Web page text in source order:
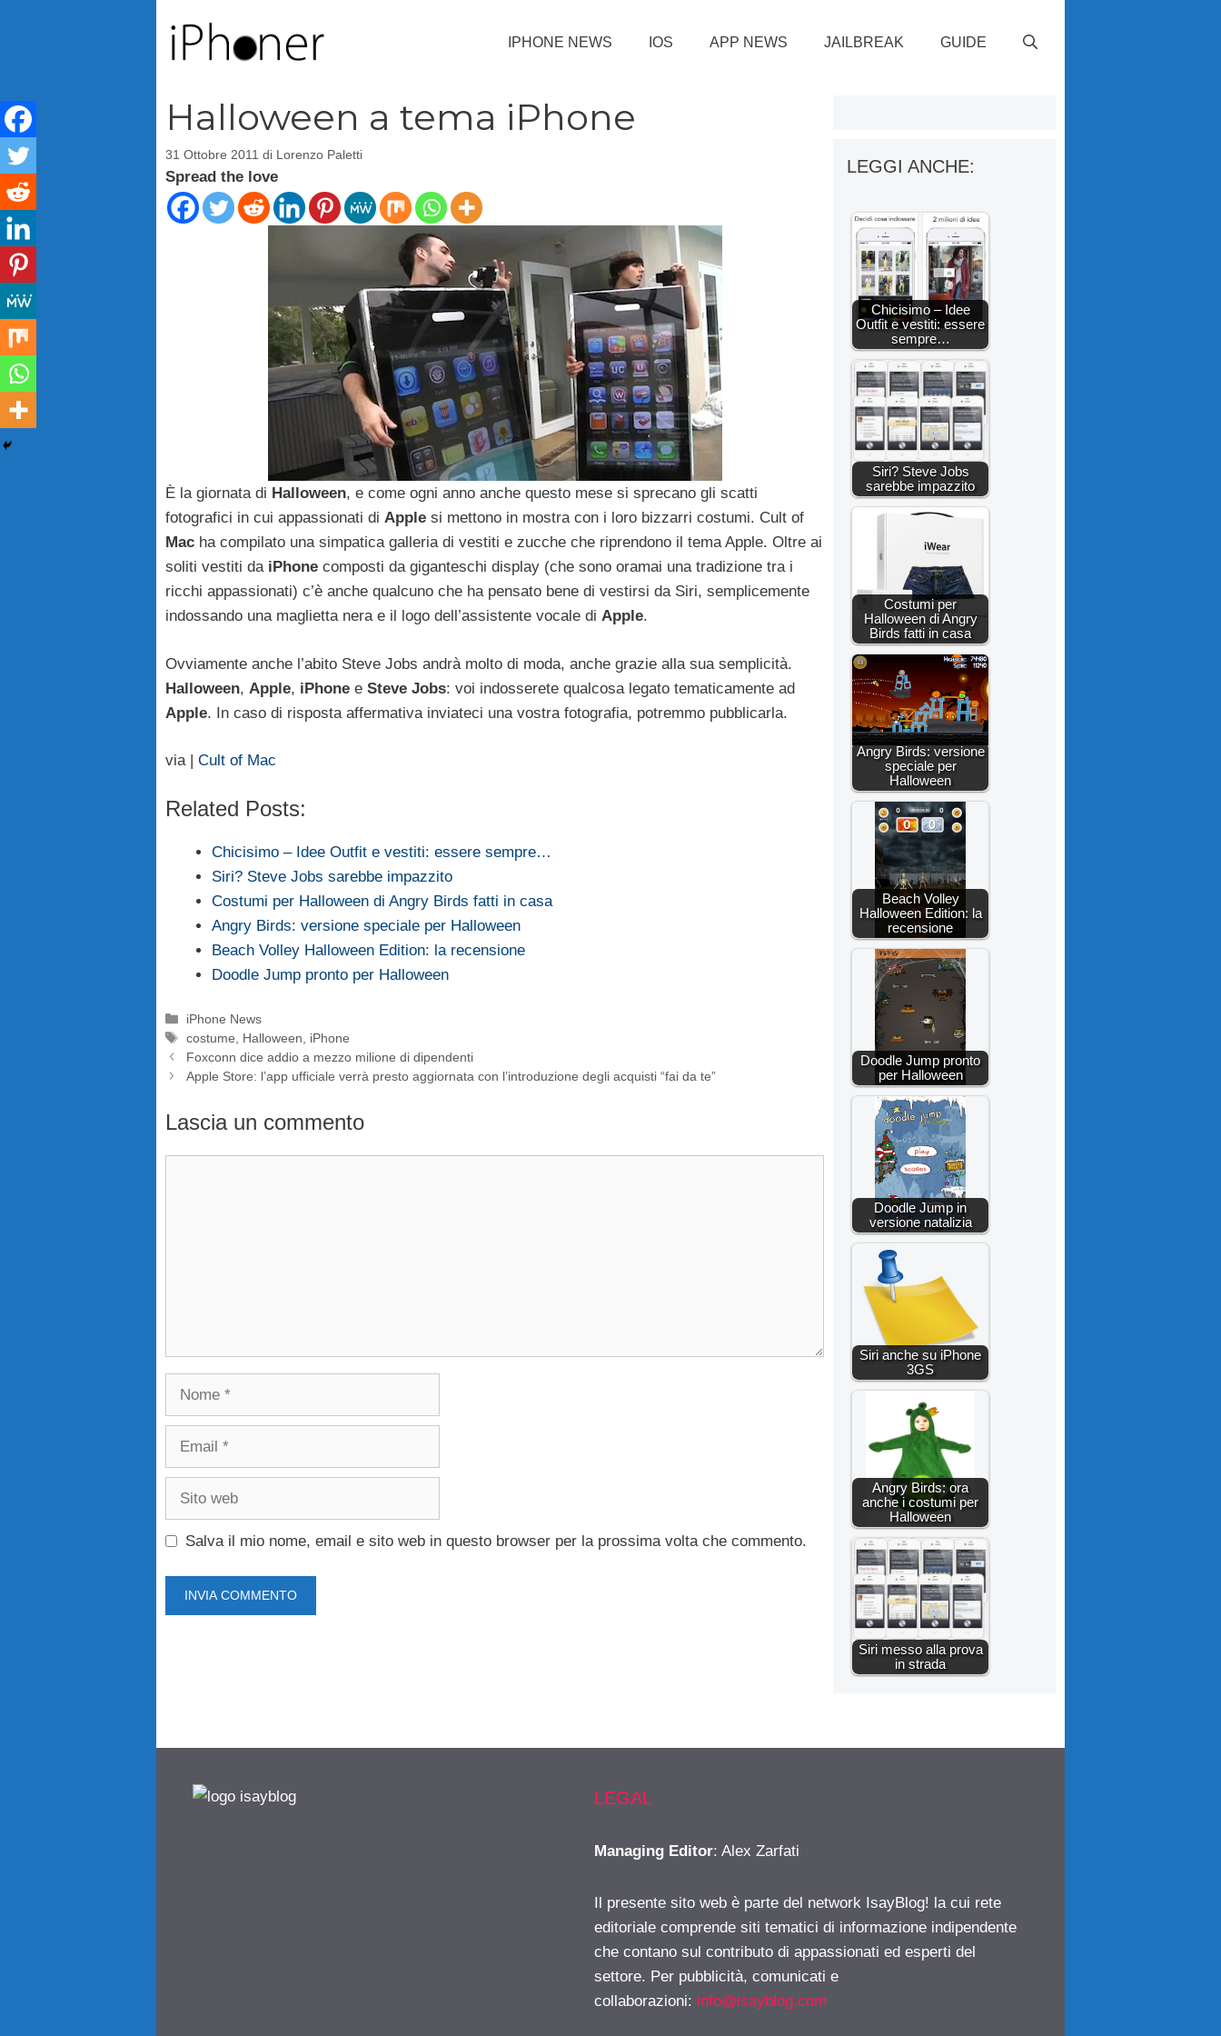
IPHONE NEWS IOS APP NEWS JAILBREAK GUIDE
Halloween a tema iPhone
31 Ottobre 2011 di Lorenzo Paletti
Spread the love
È la giornata di Halloween, e come ogni anno anche questo mese si sprecano gli scatti
fotografici in cui appassionati di Apple si mettono in mostra con i loro bizzarri costumi. Cult of
Mac ha compilato una simpatica galleria di vestiti e zucche che riprendono il tema Apple. Oltre ai
soliti vestiti da iPhone composti da giganteschi display (che sono oramai una tradizione tra i
ricchi appassionati) c’è anche qualcuno che ha pensato bene di vestirsi da Siri, semplicemente
indossando una maglietta nera e il logo dell’assistente vocale di Apple.
Ovviamente anche l’abito Steve Jobs andrà molto di moda, anche grazie alla sua semplicità.
Halloween, Apple, iPhone e Steve Jobs: voi indosserete qualcosa legato tematicamente ad
Apple. In caso di risposta affermativa inviateci una vostra fotografia, potremmo pubblicarla.
via | Cult of Mac
Related Posts:
Chicisimo – Idee Outfit e vestiti: essere sempre…
Siri? Steve Jobs sarebbe impazzito
Costumi per Halloween di Angry Birds fatti in casa
Angry Birds: versione speciale per Halloween
Beach Volley Halloween Edition: la recensione
Doodle Jump pronto per Halloween
Categorie
iPhone News
Tag
costume Halloween
iPhone
Foxconn dice addio a mezzo milione di dipendenti
Apple Store: l’app ufficiale verrà presto aggiornata con l’introduzione degli acquisti “fai da te”
Lascia un commento
Salva il mio nome, email e sito web in questo browser per la prossima volta che commento.
LEGGI ANCHE:
Chicisimo – Idee
Outfit e vestiti: essere
sempre…
Siri? Steve Jobs
sarebbe impazzito
Costumi per
Halloween di Angry
Birds fatti in casa
Angry Birds: versione
speciale per
Halloween
Beach Volley
Halloween Edition: la
recensione
Doodle Jump pronto
per Halloween
Doodle Jump in
versione natalizia
Siri anche su iPhone
3GS
Angry Birds: ora
anche i costumi per
Halloween
Siri messo alla prova
in strada
LEGAL
Managing Editor: Alex Zarfati
Il presente sito web è parte del network IsayBlog! la cui rete
editoriale comprende siti tematici di informazione indipendente
che contano sul contributo di appassionati ed esperti del
settore. Per pubblicità, comunicati e
collaborazioni: info@isayblog.com